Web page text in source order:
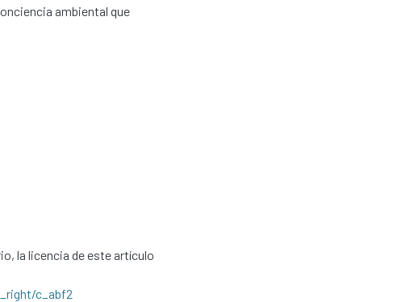
ambiental que
la licencia de este artículo
c_abf2